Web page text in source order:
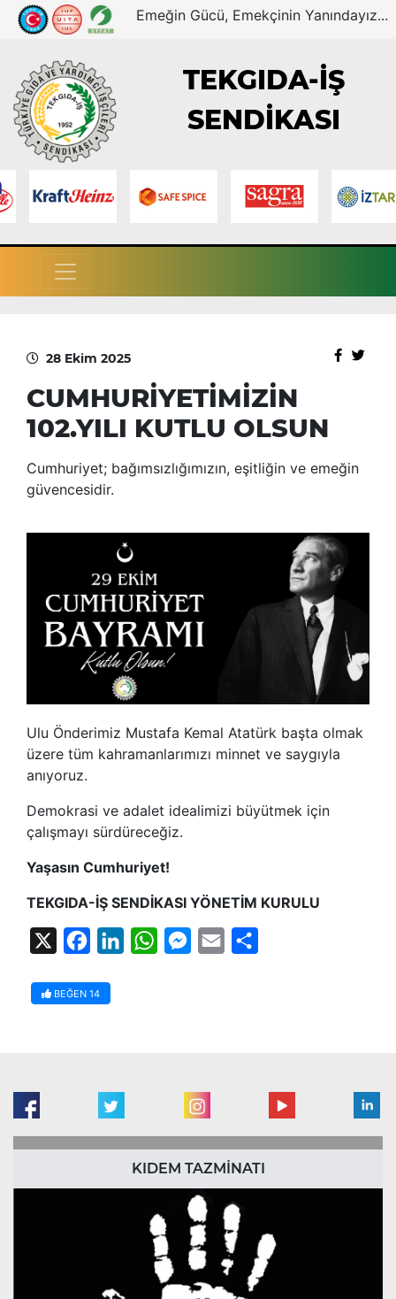
Emeğin Gücü, Emekçinin Yanındayız...
TEKGIDA-İŞ
SENDİKASI
28 Ekim 2025
CUMHURİYETİMİZİN
102.YILI KUTLU OLSUN
Cumhuriyet; bağımsızlığımızın, eşitliğin ve emeğin
güvencesidir.
Ulu Önderimiz Mustafa Kemal Atatürk başta olmak
üzere tüm kahramanlarımızı minnet ve saygıyla
anıyoruz.
Demokrasi ve adalet idealimizi büyütmek için
çalışmayı sürdüreceğiz.
Yaşasın Cumhuriyet!
TEKGIDA-İŞ SENDİKASI YÖNETİM KURULU
FacebookLinkedInWhatsAppMessenger
Email
BEĞEN 14
KIDEM TAZMİNATI